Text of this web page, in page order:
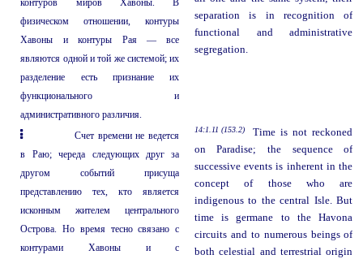
контуров миров Хавоны. В
физическом отношении, контуры
Хавоны и контуры Рая — все
являются одной и той же системой; их
разделение есть признание их
функционального и
административного различия.
separation is in recognition of
functional and administrative
segregation.
Счет времени не ведется
в Раю; череда следующих друг за
другом событий присуща
представлению тех, кто является
исконным жителем центрального
Острова. Но время тесно связано с
контурами Хавоны и с
14:1.11 (153.2)
Time is not reckoned
on Paradise; the sequence of
successive events is inherent in the
concept of those who are
indigenous to the central Isle. But
time is germane to the Havona
circuits and to numerous beings of
both celestial and terrestrial origin